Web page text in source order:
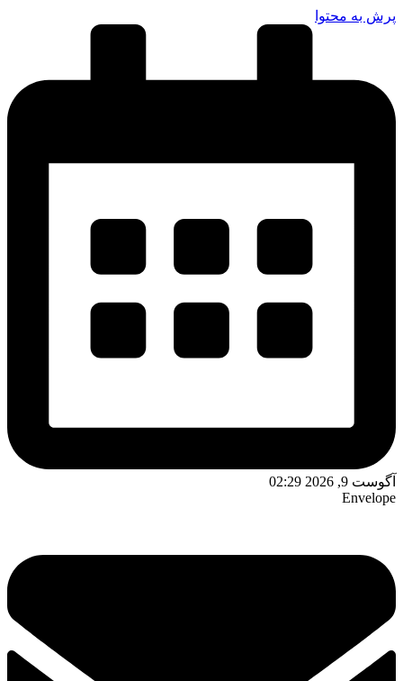
پرش به محتوا
آگوست 9, 2026 02:29
Envelope